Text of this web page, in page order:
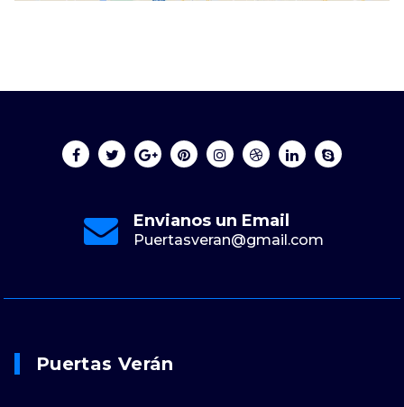
Envianos un Email
Puertasveran@gmail.com
Puertas Verán